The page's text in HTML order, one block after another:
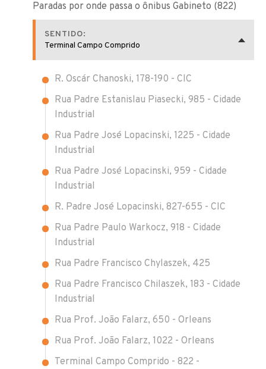
Paradas por onde passa o ônibus Gabineto (822)
SENTIDO:
Terminal Campo Comprido
R. Oscár Chanoski, 178-190 - CIC
Rua Padre Estanislau Piasecki, 985 - Cidade
Industrial
Rua Padre José Lopacinski, 1225 - Cidade
Industrial
Rua Padre José Lopacinski, 959 - Cidade
Industrial
R. Padre José Lopacinski, 827-655 - CIC
Rua Padre Paulo Warkocz, 918 - Cidade
Industrial
Rua Padre Francisco Chylaszek, 425
Rua Padre Francisco Chilaszek, 183 - Cidade
Industrial
Rua Prof. João Falarz, 650 - Orleans
Rua Prof. João Falarz, 1022 - Orleans
Terminal Campo Comprido - 822 -